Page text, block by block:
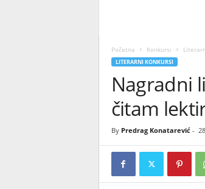
Početna Konkursi
LITERARNI KONKURSI
Nagradni
čitam
By Predrag Konatarević-